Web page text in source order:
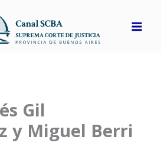
Gil
y Miguel Berri